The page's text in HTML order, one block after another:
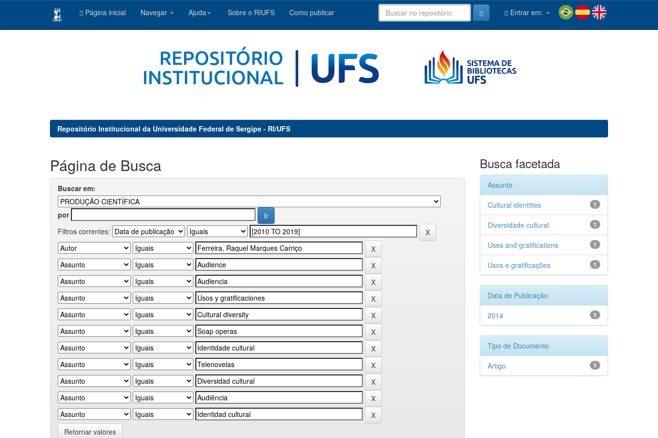
Página inicial Navegar Ajuda Sobre o RIUFS Como publicar Entrar em:
Repositório Institucional da Universidade Federal de Sergipe - RI/UFS
Página de Busca
Buscar em:
por
Filtros correntes:
Retornar valores
Busca facetada
Assunto
1
Cultural identities
1
Diversidade cultural
1
Uses and gratifications
1
Usos e gratificações
Data de Publicação
1
2014
Tipo de Documento
1
Artigo